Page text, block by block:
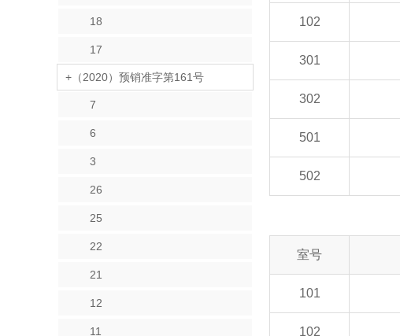
18
17
+（2020）预销准字第161号
7
6
3
26
25
22
21
12
11
102
301
302
501
502
室号
101
102